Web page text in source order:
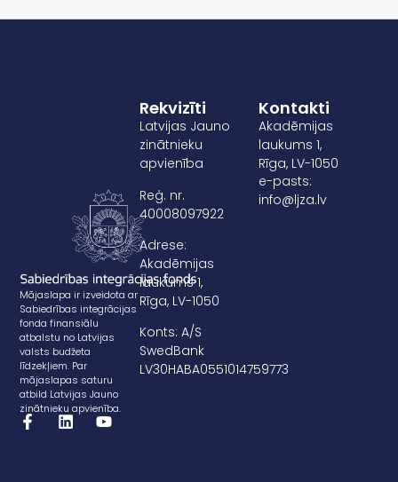
Mājaslapa ir izveidota ar
Sabiedrības integrācijas
fonda finansiālu
atbalstu no Latvijas
valsts budžeta
līdzekļiem. Par
mājaslapas saturu
atbild Latvijas Jauno
zinātnieku apvienība.
Rekvizīti
Latvijas Jauno
zinātnieku
apvienība
Reģ. nr.
40008097922
Adrese:
Akadēmijas
laukums 1,
Rīga, LV-1050
Konts: A/S
SwedBank
LV30HABA0551014759773
Kontakti
Akadēmijas
laukums 1,
Rīga, LV-1050
e-pasts:
info@ljza.lv